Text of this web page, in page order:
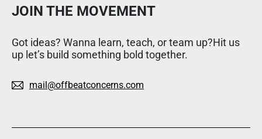
JOIN THE MOVEMENT
Got ideas? Wanna learn, teach, or team up?Hit us
up let’s build something bold together.
mail@offbeatconcerns.com